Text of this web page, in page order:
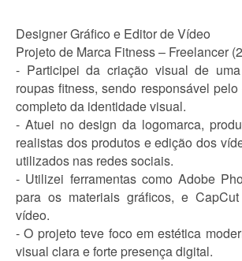
Designer Gráfico e Editor de Vídeo
Projeto de Marca Fitness – Freelancer
- Participei da criação visual de
roupas fitness, sendo responsável
completo da identidade visual.
- Atuei no design da logomarca,
realistas dos produtos e edição dos
utilizados nas redes sociais.
- Utilizei ferramentas como Adobe
para os materiais gráficos, e
vídeo.
- O projeto teve foco em estética
visual clara e forte presença digital.